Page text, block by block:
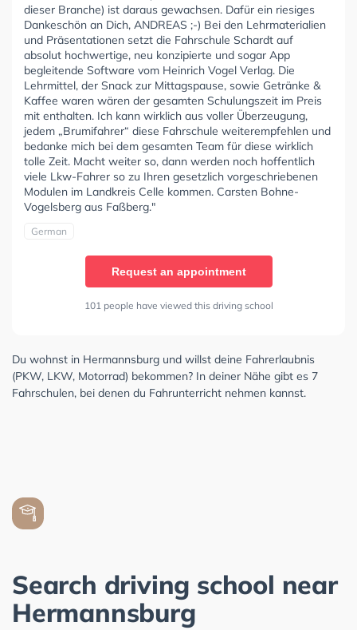
dieser Branche) ist daraus gewachsen. Dafür ein riesiges
Dankeschön an Dich, ANDREAS ;-) Bei den Lehrmaterialien
und Präsentationen setzt die Fahrschule Schardt auf
absolut hochwertige, neu konzipierte und sogar App
begleitende Software vom Heinrich Vogel Verlag. Die
Lehrmittel, der Snack zur Mittagspause, sowie Getränke &
Kaffee waren wären der gesamten Schulungszeit im Preis
mit enthalten. Ich kann wirklich aus voller Überzeugung,
jedem „Brumifahrer“ diese Fahrschule weiterempfehlen und
bedanke mich bei dem gesamten Team für diese wirklich
tolle Zeit. Macht weiter so, dann werden noch hoffentlich
viele Lkw-Fahrer so zu Ihren gesetzlich vorgeschriebenen
Modulen im Landkreis Celle kommen. Carsten Bohne-
Vogelsberg aus Faßberg."
German
Request an appointment
101 people have viewed this driving school
Du wohnst in Hermannsburg und willst deine Fahrerlaubnis
(PKW, LKW, Motorrad) bekommen? In deiner Nähe gibt es 7
Fahrschulen, bei denen du Fahrunterricht nehmen kannst.
Search driving school near
Hermannsburg